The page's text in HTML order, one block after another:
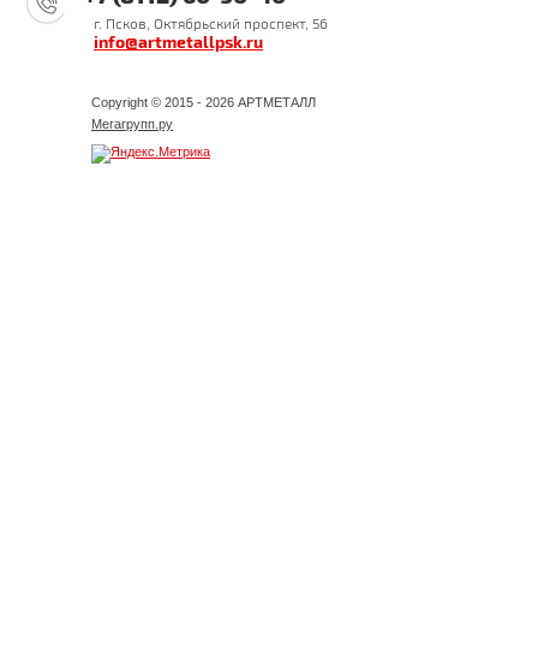
г. Псков, Октябрьский проспект, 56
info@artmetallpsk.ru
Copyright © 2015 - 2026 АРТМЕТАЛЛ
Мегагрупп.ру